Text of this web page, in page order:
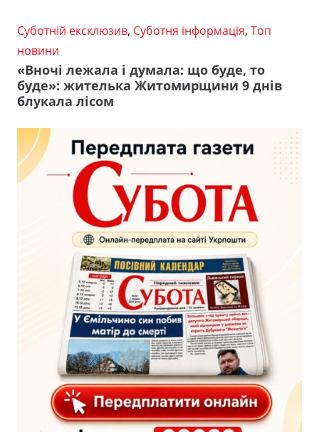
Суботній ексклюзив, Суботня інформація, Топ
новини
«Вночі лежала і думала: що буде, то
буде»: жителька Житомирщини 9 днів
блукала лісом